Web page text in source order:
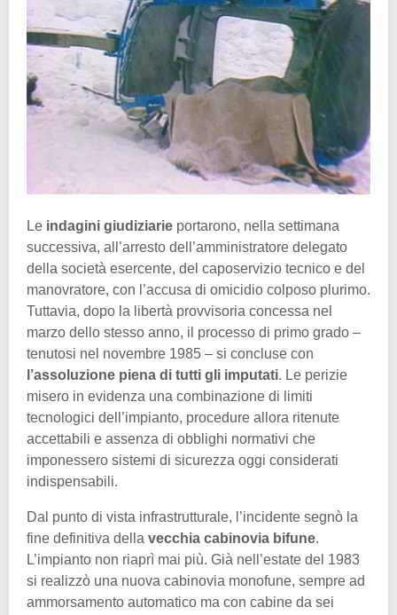
Le indagini giudiziarie portarono, nella settimana
successiva, all’arresto dell’amministratore delegato
della società esercente, del caposervizio tecnico e del
manovratore, con l’accusa di omicidio colposo plurimo.
Tuttavia, dopo la libertà provvisoria concessa nel
marzo dello stesso anno, il processo di primo grado –
tenutosi nel novembre 1985 – si concluse con
l’assoluzione piena di tutti gli imputati. Le perizie
misero in evidenza una combinazione di limiti
tecnologici dell’impianto, procedure allora ritenute
accettabili e assenza di obblighi normativi che
imponessero sistemi di sicurezza oggi considerati
indispensabili.
Dal punto di vista infrastrutturale, l’incidente segnò la
fine definitiva della vecchia cabinovia bifune.
L’impianto non riaprì mai più. Già nell’estate del 1983
si realizzò una nuova cabinovia monofune, sempre ad
ammorsamento automatico ma con cabine da sei